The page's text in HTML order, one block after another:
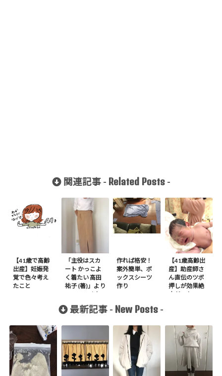
関連記事 - Related Posts-
【41歳で高齢
出産】妊娠発
覚で色々考え
たこと
「主役はスカ
ート かっこよ
く着たい 高田
祐子 (著)」より
no.16 ハイウエ
ストタックス
カートを作り
作れば格安！
案外簡単、ボ
ックスシーツ
作り
【41歳高齢出
産】助産師さ
ん直伝のツボ
押しが効果絶
大だった
最新記事 - New Posts -